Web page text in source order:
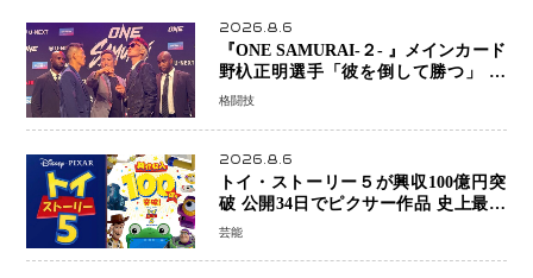
2026.8.6
『ONE SAMURAI-２- 』メインカード
野杁正明選手「彼を倒して勝つ」 リ
ウ・メンヤンとの因縁に決着へ 再起
初戦
格闘技
2026.8.6
トイ・ストーリー５が興収100億円突
破 公開34日でピクサー作品 史上最速
日本歴代シリーズ最高更新も目前
芸能